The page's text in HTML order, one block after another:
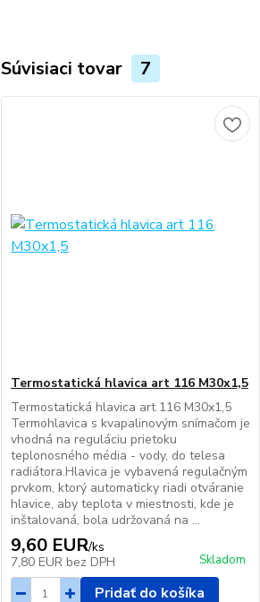
Súvisiaci tovar 7
Termostatická hlavica art 116 M30x1,5
Termostatická hlavica art 116 M30x1,5
Termohlavica s kvapalinovým snímačom je
vhodná na reguláciu prietoku
teplonosného média - vody, do telesa
radiátora.Hlavica je vybavená regulačným
prvkom, ktorý automaticky riadi otváranie
hlavice, aby teplota v miestnosti, kde je
inštalovaná, bola udržovaná na ...
9,60 EUR/ks
7,80 EUR bez DPH Skladom
Pridať do košíka